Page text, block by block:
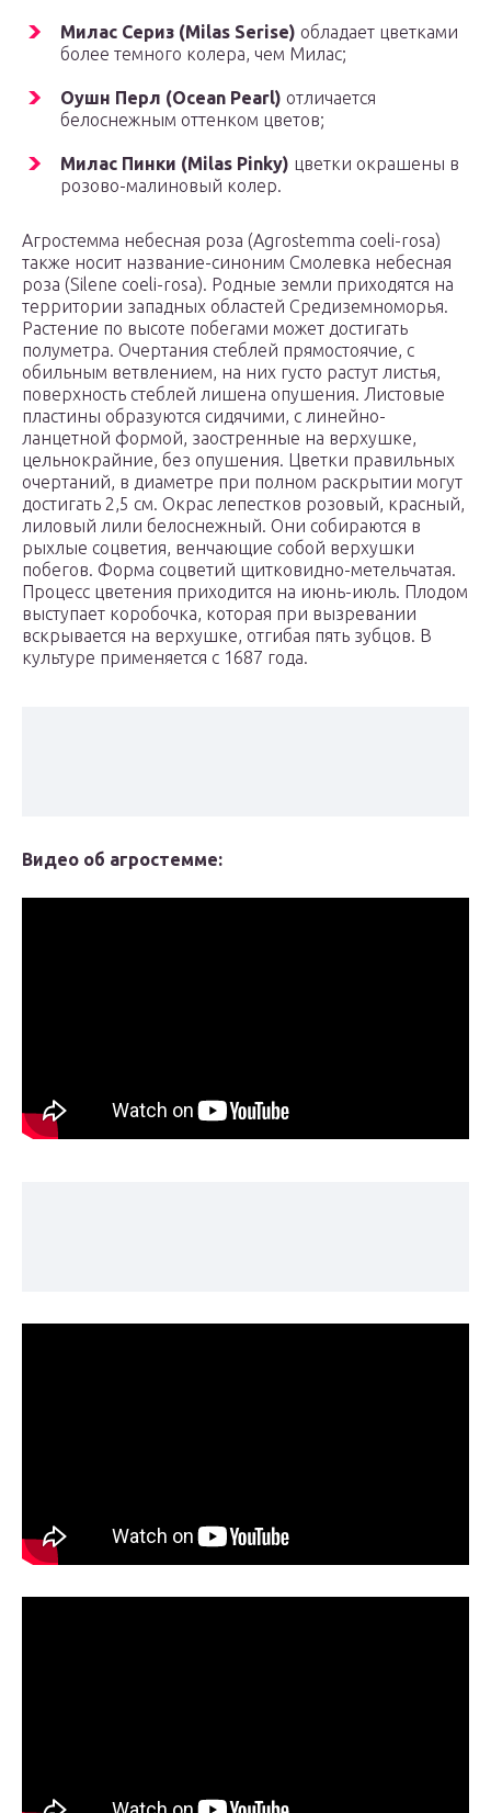
Милас Сериз (Milas Serise) обладает цветками
более темного колера, чем Милас;
Оушн Перл (Ocean Pearl) отличается
белоснежным оттенком цветов;
Милас Пинки (Milas Pinky) цветки окрашены в
розово-малиновый колер.
Агростемма небесная роза (Agrostemma coeli-rosa)
также носит название-синоним Смолевка небесная
роза (Silene coeli-rosa). Родные земли приходятся на
территории западных областей Средиземноморья.
Растение по высоте побегами может достигать
полуметра. Очертания стеблей прямостоячие, с
обильным ветвлением, на них густо растут листья,
поверхность стеблей лишена опушения. Листовые
пластины образуются сидячими, с линейно-
ланцетной формой, заостренные на верхушке,
цельнокрайние, без опушения. Цветки правильных
очертаний, в диаметре при полном раскрытии могут
достигать 2,5 см. Окрас лепестков розовый, красный,
лиловый лили белоснежный. Они собираются в
рыхлые соцветия, венчающие собой верхушки
побегов. Форма соцветий щитковидно-метельчатая.
Процесс цветения приходится на июнь-июль. Плодом
выступает коробочка, которая при вызревании
вскрывается на верхушке, отгибая пять зубцов. В
культуре применяется с 1687 года.
Видео об агростемме: